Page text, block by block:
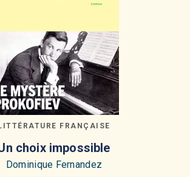
FRANÇAISE
choix impossible
Dominique Fernandez